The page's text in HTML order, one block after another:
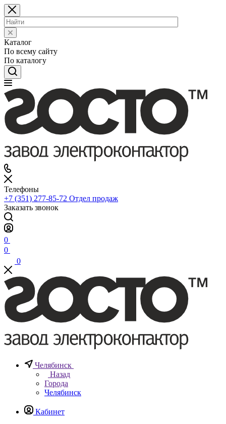
Каталог
По всему сайту
По каталогу
Телефоны
+7 (351) 277-85-72 Отдел продаж
Заказать звонок
0
0
0
Челябинск
Назад
Города
Челябинск
Кабинет